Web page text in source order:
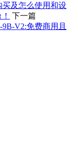
买及怎么使用和设
下一篇
V2:免费商用且